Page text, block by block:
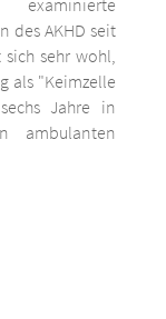
des AKHD seit
sehr wohl,
als "Keimzelle
Jahre in
ambulanten